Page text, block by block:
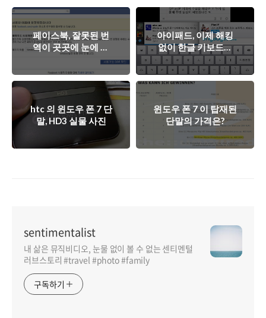
페이스북, 잘못된 번
역이 곳곳에 눈에 띈
아이패드, 이제 해킹
없이 한글 키보드를
쓴다
htc 의 윈도우 폰 7 단
말, HD3 실물 사진
윈도우 폰 7 이 탑재된
단말의 가격은?
sentimentalist
내 삶은 뮤직비디오, 눈물 없이 볼 수 없는 센티멘털
러브스토리 #travel #photo #family
구독하기